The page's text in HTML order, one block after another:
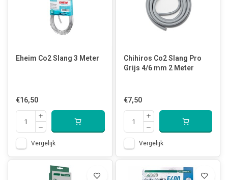
Eheim Co2 Slang 3 Meter
€16,50
Vergelijk
Chihiros Co2 Slang Pro
Grijs 4/6 mm 2 Meter
€7,50
Vergelijk